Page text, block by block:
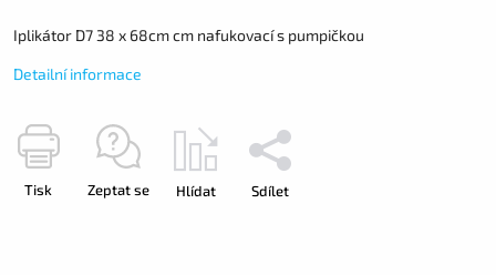
Iplikátor D7 38 x 68cm cm nafukovací s pumpičkou
Detailní informace
Tisk Zeptat se Hlídat Sdílet